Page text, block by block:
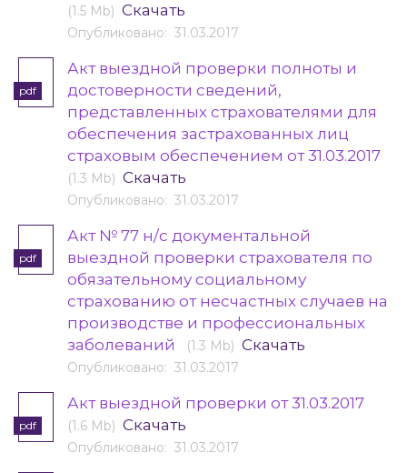
(1.5 Mb) Скачать
Опубликовано: 31.03.2017
pdf
Акт выездной проверки полноты и
достоверности сведений,
представленных страхователями для
обеспечения застрахованных лиц
страховым обеспечением от 31.03.2017
(1.3 Mb) Скачать
Опубликовано: 31.03.2017
pdf
Акт № 77 н/с документальной
выездной проверки страхователя по
обязательному социальному
страхованию от несчастных случаев на
производстве и профессиональных
заболеваний
(1.3 Mb) Скачать
Опубликовано: 31.03.2017
pdf
Акт выездной проверки от 31.03.2017
(1.6 Mb) Скачать
Опубликовано: 31.03.2017